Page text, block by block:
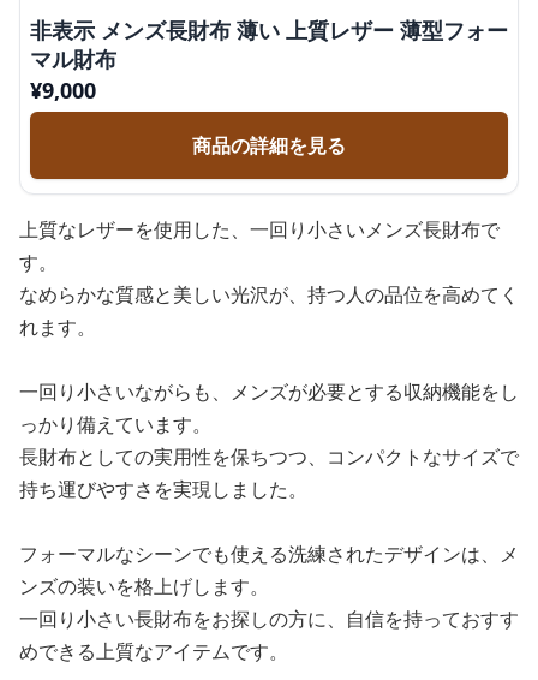
非表示 メンズ長財布 薄い 上質レザー 薄型フォー
マル財布
¥9,000
商品の詳細を見る
上質なレザーを使用した、一回り小さいメンズ長財布で
す。
なめらかな質感と美しい光沢が、持つ人の品位を高めてく
れます。
一回り小さいながらも、メンズが必要とする収納機能をし
っかり備えています。
長財布としての実用性を保ちつつ、コンパクトなサイズで
持ち運びやすさを実現しました。
フォーマルなシーンでも使える洗練されたデザインは、メ
ンズの装いを格上げします。
一回り小さい長財布をお探しの方に、自信を持っておすす
めできる上質なアイテムです。